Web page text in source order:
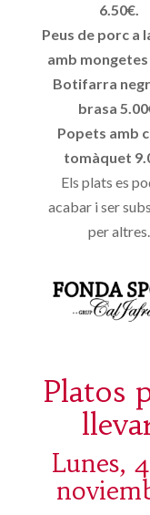
6.50€.
Peus de porc a
amb mongetes
Botifarra
brasa
Popets amb
tomàquet
Els plats es
acabar i ser
per altres.
Platos
Lunes,